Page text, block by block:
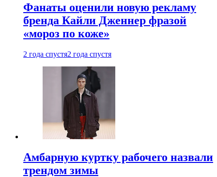
Фанаты оценили новую рекламу
бренда Кайли Дженнер фразой
«мороз по коже»
2 года спустя2 года спустя
Амбарную куртку рабочего назвали
трендом зимы